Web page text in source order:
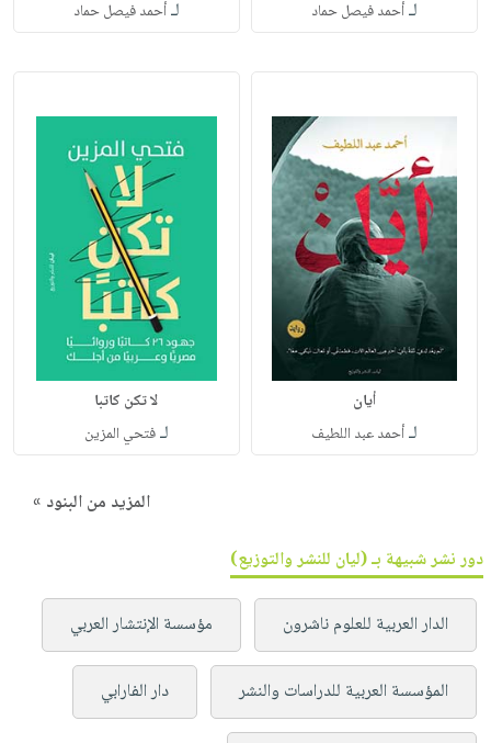
لـأحمد فيصل حماد لـأحمد فيصل حماد
أيان
لـأحمد عبد اللطيف
لا تكن كاتبا
لـفتحي المزين
المزيد من البنود »
دور نشر شبيهة بـ (ليان للنشر والتوزيع)
الدار العربية للعلوم ناشرون مؤسسة الإنتشار العربي
المؤسسة العربية للدراسات والنشر دار الفارابي